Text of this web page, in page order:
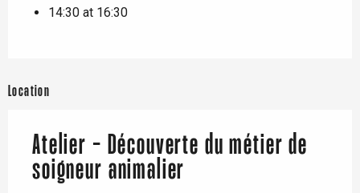
14:30 at 16:30
Location
Atelier - Découverte du métier de
soigneur animalier